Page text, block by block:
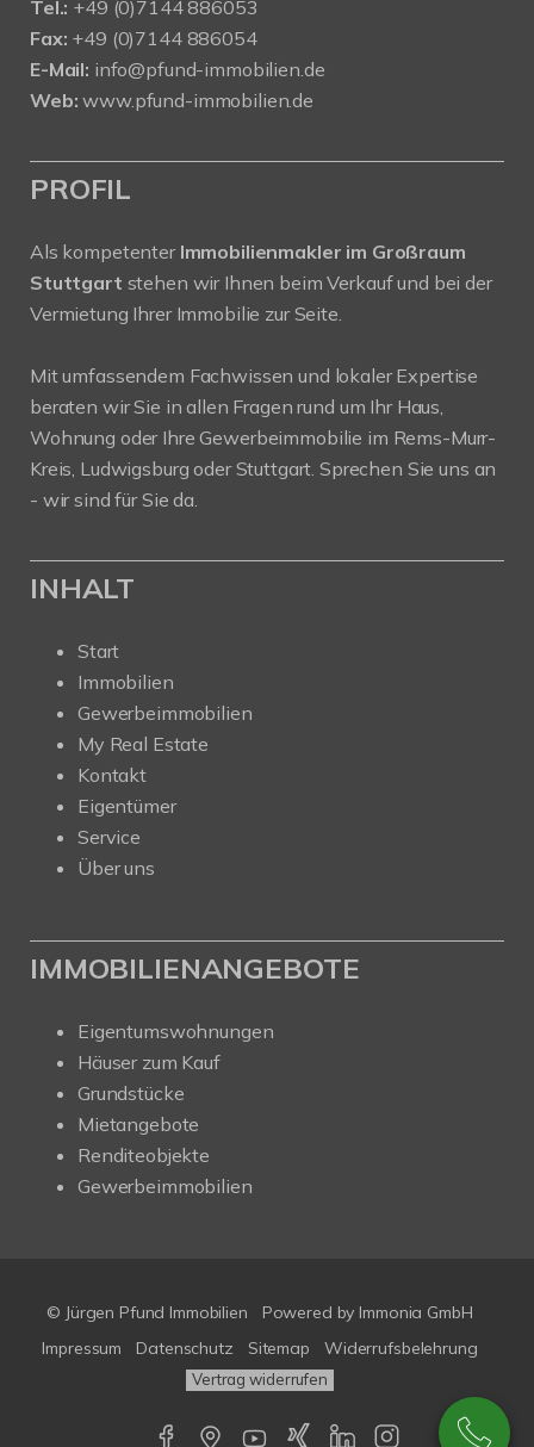
Tel.: +49 (0)7144 886053
Fax: +49 (0)7144 886054
E-Mail: info@pfund-immobilien.de
Web: www.pfund-immobilien.de
PROFIL
Als kompetenter Immobilienmakler im Großraum
Stuttgart stehen wir Ihnen beim Verkauf und bei der
Vermietung Ihrer Immobilie zur Seite.
Mit umfassendem Fachwissen und lokaler Expertise
beraten wir Sie in allen Fragen rund um Ihr Haus,
Wohnung oder Ihre Gewerbeimmobilie im Rems-Murr-
Kreis, Ludwigsburg oder Stuttgart. Sprechen Sie uns an
- wir sind für Sie da.
INHALT
Start
Immobilien
Gewerbeimmobilien
My Real Estate
Kontakt
Eigentümer
Service
Über uns
IMMOBILIENANGEBOTE
Eigentumswohnungen
Häuser zum Kauf
Grundstücke
Mietangebote
Renditeobjekte
Gewerbeimmobilien
© Jürgen Pfund Immobilien Powered by Immonia GmbH
Impressum
Datenschutz Sitemap Widerrufsbelehrung
Vertrag widerrufen